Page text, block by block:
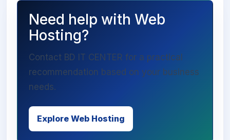
Need help with Web
Hosting?
Contact BD IT CENTER for a practical
recommendation based on your business
needs.
Explore Web Hosting